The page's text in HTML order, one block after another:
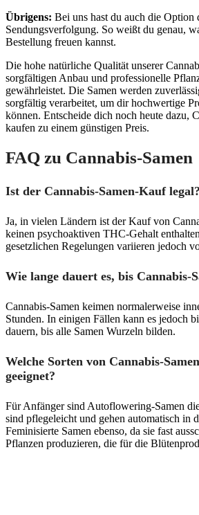
Übrigens: Bei uns hast du auch die Option
Sendungsverfolgung. So weißt du genau,
Bestellung freuen kannst.
Die hohe natürliche Qualität unserer
sorgfältigen Anbau und professionelle
gewährleistet. Die Samen werden
sorgfältig verarbeitet, um dir hochwertige
können. Entscheide dich noch heute dazu,
kaufen zu einem günstigen Preis.
FAQ zu Cannabis-Samen
Ist der Cannabis-Samen-Kauf legal?
Ja, in vielen Ländern ist der Kauf von
keinen psychoaktiven THC-Gehalt
gesetzlichen Regelungen variieren jedoch
Wie lange dauert es, bis Cannabis-
Cannabis-Samen keimen normalerweise
Stunden. In einigen Fällen kann es jedoch
dauern, bis alle Samen Wurzeln bilden.
Welche Sorten von Cannabis-
geeignet?
Für Anfänger sind Autoflowering-Samen
sind pflegeleicht und gehen automatisch in
Feminisierte Samen ebenso, da sie fast
Pflanzen produzieren, die für die